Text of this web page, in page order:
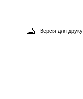
Версія для друку